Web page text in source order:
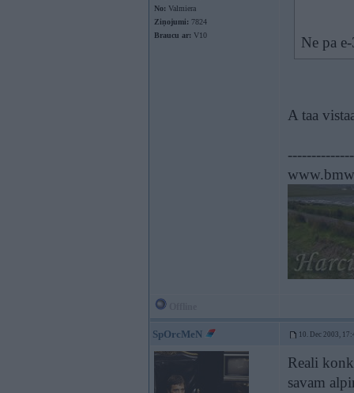
No: Valmiera
Ziņojumi: 7824
Braucu ar: V10 Ne pa
A taa
SpOrcMeN 10. Dec 2003,
Reali
savam